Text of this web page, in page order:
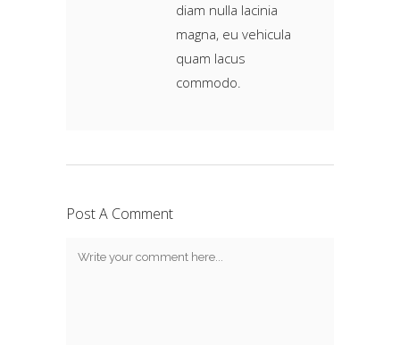
diam nulla lacinia
magna, eu vehicula
quam lacus
commodo.
Post A Comment